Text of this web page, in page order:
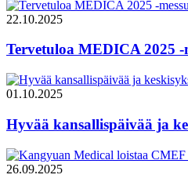
22.10.2025
Tervetuloa MEDICA 2025 -
01.10.2025
Hyvää kansallispäivää ja
26.09.2025